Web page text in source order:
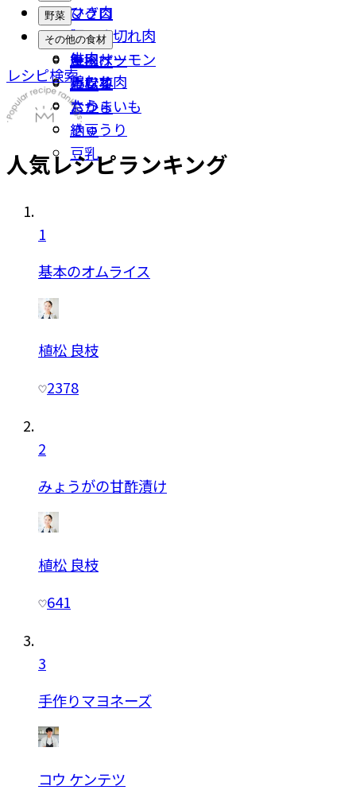
ひき肉
豚こま切れ肉
牛肉
鶏むね肉
マグロ
イカ
鮭・サーモン
カツオ
たら
野菜
なす
キャベツ
小松菜
さつまいも
きゅうり
その他の食材
厚揚げ
豆腐
おから
納豆
豆乳
レシピ検索
人気レシピランキング
1
基本のオムライス
植松 良枝
2378
2
みょうがの甘酢漬け
植松 良枝
641
3
手作りマヨネーズ
コウ ケンテツ